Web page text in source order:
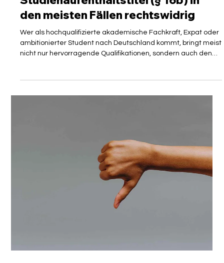
RECHTSTIPP
Bedingungen in
Studienaufenthaltstitel (§ 16b) in
ambitionierter Student nach Deutschland kommt, bringt meist
Ländern wie den USA, Großbritannien und Kanada ist ein
reibungsloser Ablauf im Bereich Corporate Immigration und
Global Mobility der Schlüssel zum Erfolg. Doch die Realität in